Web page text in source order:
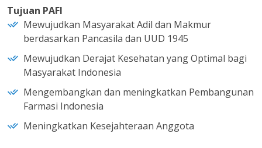
Tujuan PAFI
Mewujudkan Masyarakat Adil dan Makmur
berdasarkan Pancasila dan UUD 1945
Mewujudkan Derajat Kesehatan yang Optimal bagi
Masyarakat Indonesia
Mengembangkan dan meningkatkan Pembangunan
Farmasi Indonesia
Meningkatkan Kesejahteraan Anggota